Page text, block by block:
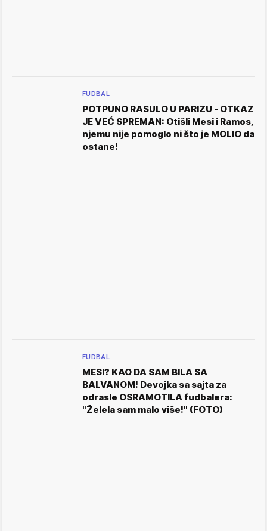
FUDBAL
POTPUNO RASULO U PARIZU - OTKAZ
JE VEĆ SPREMAN: Otišli Mesi i Ramos,
njemu nije pomoglo ni što je MOLIO da
ostane!
FUDBAL
MESI? KAO DA SAM BILA SA
BALVANOM! Devojka sa sajta za
odrasle OSRAMOTILA fudbalera:
"Želela sam malo više!" (FOTO)